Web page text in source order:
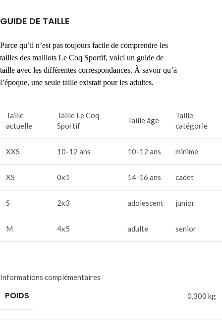
GUIDE DE TAILLE
Parce qu’il n’est pas toujours facile de comprendre les
tailles des maillots Le Coq Sportif, voici un guide de
taille avec les différentes correspondances. À savoir qu’à
l’époque, une seule taille existait pour les adultes.
Taille
actuelle
Taille Le Coq
Sportif
Taille âge
Taille
catégorie
XXS 10-12 ans 10-12 ans minime
XS 0x1 14-16 ans cadet
S 2x3 adolescent junior
M 4x5 adulte senior
Informations complémentaires
POIDS 0,300 kg